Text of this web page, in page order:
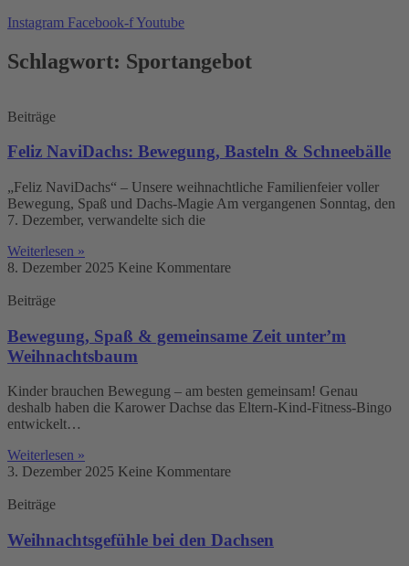
Instagram Facebook-fYoutube
Schlagwort: Sportangebot
Beiträge
Feliz NaviDachs: Bewegung, Basteln & Schneebälle
„Feliz NaviDachs“ – Unsere weihnachtliche Familienfeier voller
Bewegung, Spaß und Dachs-Magie Am vergangenen Sonntag, den
7. Dezember, verwandelte sich die
Weiterlesen »
8. Dezember 2025 Keine Kommentare
Beiträge
Bewegung, Spaß & gemeinsame Zeit unter’m
Weihnachtsbaum
Kinder brauchen Bewegung – am besten gemeinsam! Genau
deshalb haben die Karower Dachse das Eltern-Kind-Fitness-Bingo
entwickelt…
Weiterlesen »
3. Dezember 2025 Keine Kommentare
Beiträge
Weihnachtsgefühle bei den Dachsen